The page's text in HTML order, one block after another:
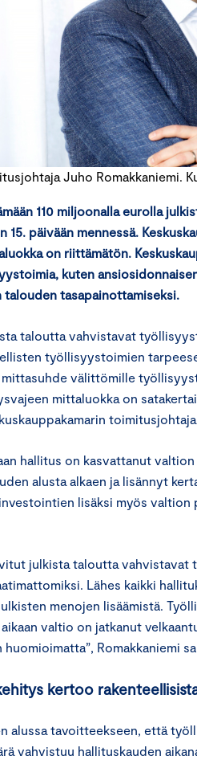
Juho Romakkaniemi.
110 miljoonalla eurolla
päivään mennessä.
on riittämätön.
kuten
talouden tasapainottamiseksi.
taloutta vahvistavat
työllisyystoimien
mittasuhde välittömille
mittaluokka on
hallitus on kasvattanut
alusta alkaen ja lisännyt
lisäksi myös valtion
julkista taloutta
Lähes kaikki
menojen lisäämistä.
valtio on jatkanut
Romakkaniemi
kertoo
alussa tavoitteekseen, että
vahvistuu hallituskauden